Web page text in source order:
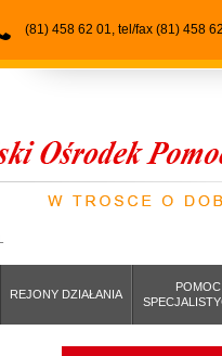
(81) 458 62 01, tel/fax (81) 458
REJONY DZIAŁANIA
POMOC